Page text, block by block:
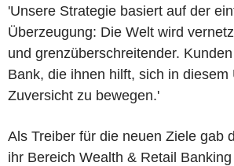
'Unsere Strategie basiert auf der
Überzeugung: Die Welt wird
und grenzüberschreitender.
Bank, die ihnen hilft, sich in diesem
Zuversicht zu bewegen.'
Als Treiber für die neuen Ziele gab
ihr Bereich Wealth & Retail